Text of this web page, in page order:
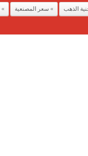
الذهب سعر المصنعية